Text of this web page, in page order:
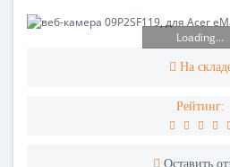
Loading...
На
Рейтинг:
Оставить